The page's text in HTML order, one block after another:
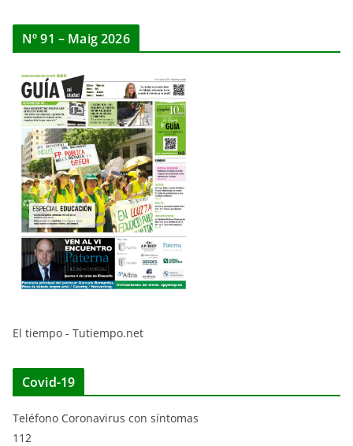
Nº 91 – Maig 2026
El tiempo - Tutiempo.net
Covid-19
Teléfono Coronavirus con síntomas
112